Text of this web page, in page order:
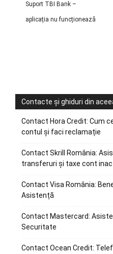
Suport TBI Bank –
aplicația nu funcționează
Contacte și ghiduri din
Contact Hora Credit: Cum
contul și faci reclamație
Contact Skrill România:
transferuri și taxe cont
Contact Visa România:
Asistență
Contact Mastercard:
Securitate
Contact Ocean Credit: